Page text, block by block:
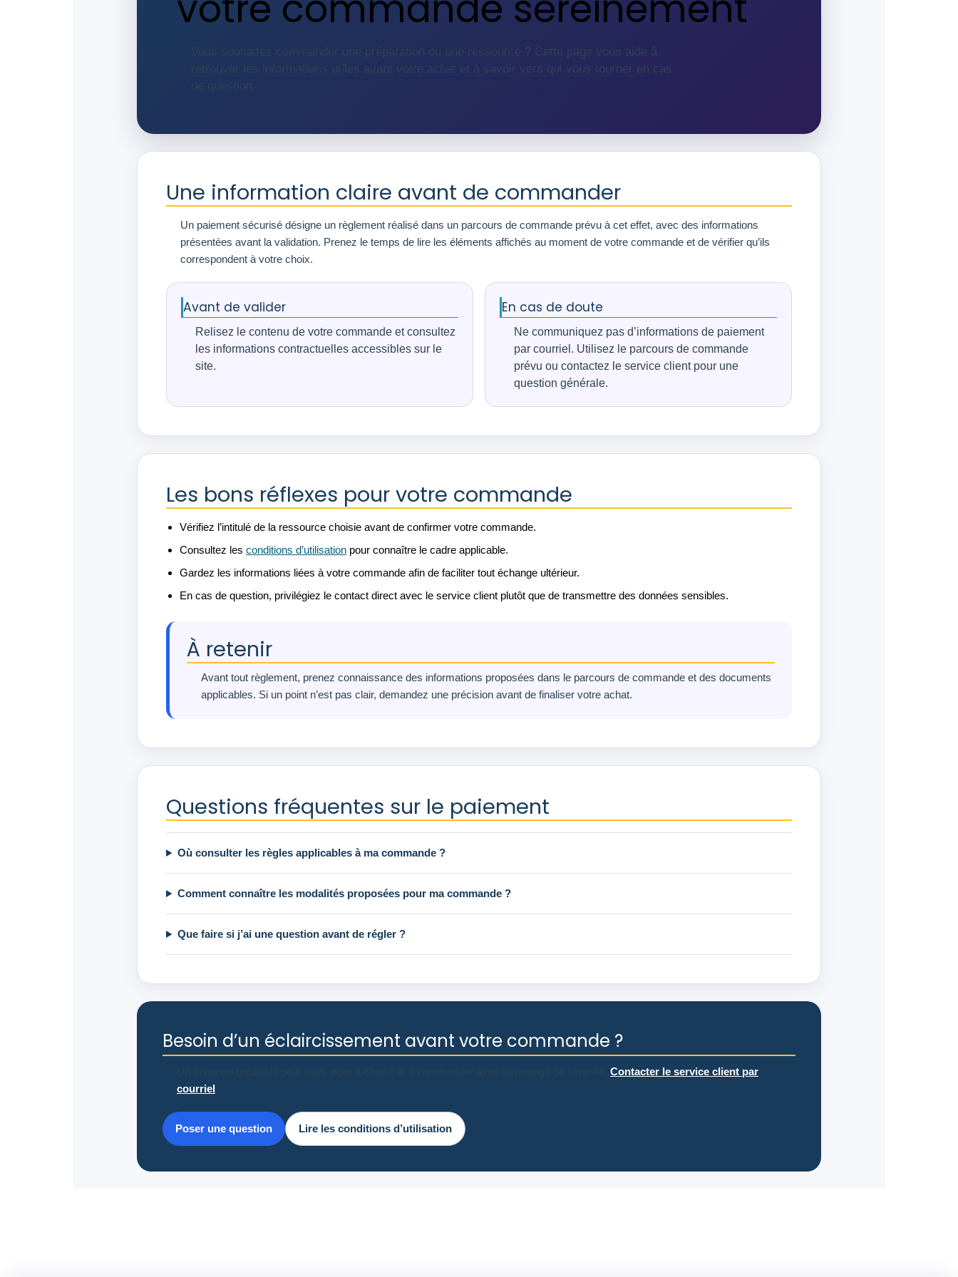
Vous souhaitez commander une préparation ou une ressource ? Cette page vous aide à
retrouver les informations utiles avant votre achat et à savoir vers qui vous tourner en cas
Une information claire avant de commander
Un paiement sécurisé désigne un règlement réalisé dans un parcours de commande prévu à cet effet, avec des informations
présentées avant la validation. Prenez le temps de lire les éléments affichés au moment de votre commande et de vérifier qu’ils
correspondent à votre choix.
Avant de valider
Relisez le contenu de votre commande et consultez
les informations contractuelles accessibles sur le
site.
En cas de doute
Ne communiquez pas d’informations de paiement
par courriel. Utilisez le parcours de commande
prévu ou contactez le service client pour une
question générale.
Les bons réflexes pour votre commande
Vérifiez l’intitulé de la ressource choisie avant de confirmer votre commande.
Consultez lesconditions d’utilisation pour connaître le cadre applicable.
Gardez les informations liées à votre commande afin de faciliter tout échange ultérieur.
En cas de question, privilégiez le contact direct avec le service client plutôt que de transmettre des données sensibles.
À retenir
Avant tout règlement, prenez connaissance des informations proposées dans le parcours de commande et des documents
applicables. Si un point n’est pas clair, demandez une précision avant de finaliser votre achat.
Questions fréquentes sur le paiement
Où consulter les règles applicables à ma commande ?
Comment connaître les modalités proposées pour ma commande ?
Que faire si j’ai une question avant de régler ?
Besoin d’un éclaircissement avant votre commande ?
Contacter le service client par
courriel
Poser une question Lire les conditions d’utilisation